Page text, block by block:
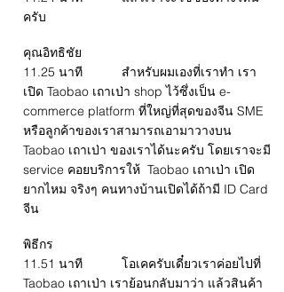
ครับ
คุณอิทธิชัย
11.25 นาที สำหรับผมเองที่เราทำ เรา
เปิด Taobao เถาเป่า shop ไว้ซึ่งเป็น e-
commerce platform ที่ใหญ่ที่สุดของจีน SME
หรือลูกค้าของเราสามารถเอามาวางบน
Taobao เถาเป่า ของเราได้นะครับ โดยเราจะมี
service คอยบริการให้ Taobao เถาเป่า เปิด
ยากไหม จริงๆ คนทางบ้านเปิดได้ถ้ามี ID Card
จีน
พิธีกร
11.51 นาที โอเคครับเดี๋ยวเราค่อยไปที่
Taobao เถาเป่า เราย้อนกลับมาว่า แล้วสินค้า